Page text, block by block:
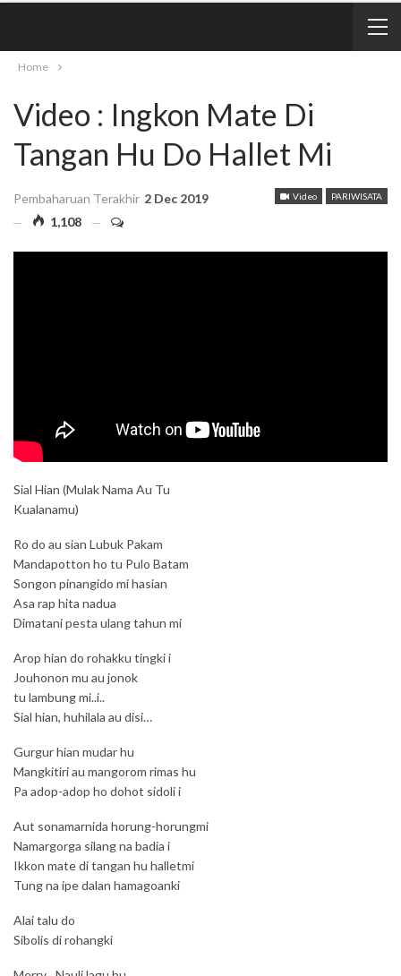
Home
Video : Ingkon Mate Di
Tangan Hu Do Hallet Mi
Video PARIWISATA
Pembaharuan Terakhir 2 Dec 2019
1,108
Sial Hian (Mulak Nama Au Tu
Kualanamu)
Ro do au sian Lubuk Pakam
Mandapotton ho tu Pulo Batam
Songon pinangido mi hasian
Asa rap hita nadua
Dimatani pesta ulang tahun mi
Arop hian do rohakku tingki i
Jouhonon mu au jonok
tu lambung mi..i..
Sial hian, huhilala au disi…
Gurgur hian mudar hu
Mangkitiri au mangorom rimas hu
Pa adop-adop ho dohot sidoli i
Aut sonamarnida horung-horungmi
Namargorga silang na badia i
Ikkon mate di tangan hu halletmi
Tung na ipe dalan hamagoanki
Alai talu do
Sibolis di rohangki